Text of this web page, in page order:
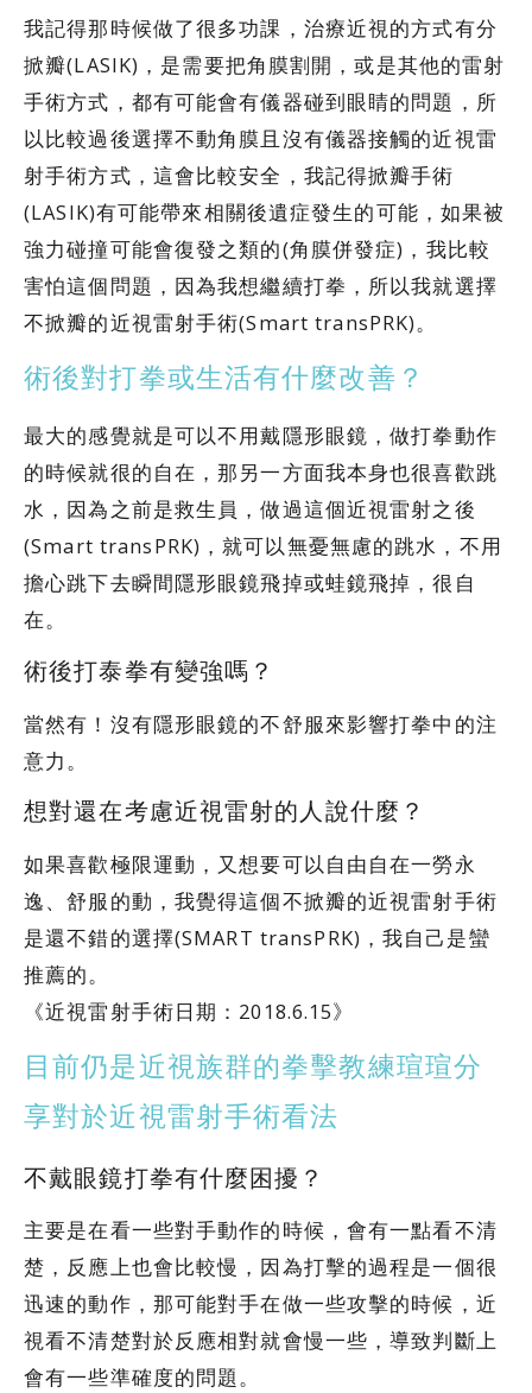
我記得那時候做了很多功課，治療近視的方式有分
掀瓣(LASIK)，是需要把角膜割開，或是其他的雷射
手術方式，都有可能會有儀器碰到眼睛的問題，所
以比較過後選擇不動角膜且沒有儀器接觸的近視雷
射手術方式，這會比較安全，我記得掀瓣手術
(LASIK)有可能帶來相關後遺症發生的可能，如果被
強力碰撞可能會復發之類的(角膜併發症)，我比較
害怕這個問題，因為我想繼續打拳，所以我就選擇
不掀瓣的近視雷射手術(Smart transPRK)。
術後對打拳或生活有什麼改善？
最大的感覺就是可以不用戴隱形眼鏡，做打拳動作
的時候就很的自在，那另一方面我本身也很喜歡跳
水，因為之前是救生員，做過這個近視雷射之後
(Smart transPRK)，就可以無憂無慮的跳水，不用
擔心跳下去瞬間隱形眼鏡飛掉或蛙鏡飛掉，很自
在。
術後打泰拳有變強嗎？
當然有！沒有隱形眼鏡的不舒服來影響打拳中的注
意力。
想對還在考慮近視雷射的人說什麼？
如果喜歡極限運動，又想要可以自由自在一勞永
逸、舒服的動，我覺得這個不掀瓣的近視雷射手術
是還不錯的選擇(SMART transPRK)，我自己是蠻
推薦的。
《近視雷射手術日期：2018.6.15》
目前仍是近視族群的拳擊教練瑄瑄分
享對於近視雷射手術看法
不戴眼鏡打拳有什麼困擾？
主要是在看一些對手動作的時候，會有一點看不清
楚，反應上也會比較慢，因為打擊的過程是一個很
迅速的動作，那可能對手在做一些攻擊的時候，近
視看不清楚對於反應相對就會慢一些，導致判斷上
會有一些準確度的問題。